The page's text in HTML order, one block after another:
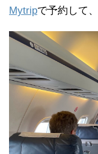
Mytripで予約して、